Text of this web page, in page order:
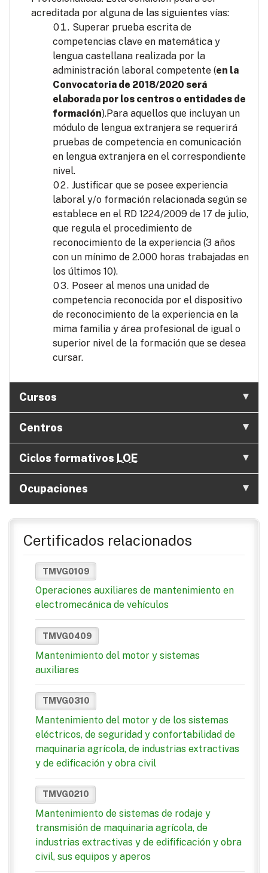
acreditada por alguna de las siguientes vías:
Superar prueba escrita de
competencias clave en matemática y
lengua castellana realizada por la
administración laboral competente (en la
Convocatoria de 2018/2020 será
elaborada por los centros o entidades de
formación).Para aquellos que incluyan un
módulo de lengua extranjera se requerirá
pruebas de competencia en comunicación
en lengua extranjera en el correspondiente
nivel.
Justificar que se posee experiencia
laboral y/o formación relacionada según se
establece en el RD 1224/2009 de 17 de julio,
que regula el procedimiento de
reconocimiento de la experiencia (3 años
con un mínimo de 2.000 horas trabajadas en
los últimos 10).
Poseer al menos una unidad de
competencia reconocida por el dispositivo
de reconocimiento de la experiencia en la
mima familia y área profesional de igual o
superior nivel de la formación que se desea
cursar.
Cursos
Centros
Ciclos formativos LOE
Ocupaciones
Certificados relacionados
TMVG0109
Operaciones auxiliares de mantenimiento en
electromecánica de vehículos
TMVG0409
Mantenimiento del motor y sistemas
auxiliares
TMVG0310
Mantenimiento del motor y de los sistemas
eléctricos, de seguridad y confortabilidad de
maquinaria agrícola, de industrias extractivas
y de edificación y obra civil
TMVG0210
Mantenimiento de sistemas de rodaje y
transmisión de maquinaria agrícola, de
industrias extractivas y de edifificación y obra
civil, sus equipos y aperos